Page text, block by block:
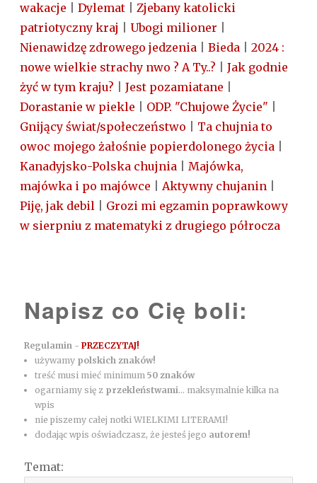
wakacje
Dylemat
Zjebany katolicki
patriotyczny kraj
Ubogi milioner
Nienawidzę zdrowego jedzenia
Bieda
2024 :
nowe wielkie strachy nwo ? A Ty..?
Jak godnie
żyć w tym kraju?
Jest pozamiatane
Dorastanie w piekle
ODP. "Chujowe Życie"
Gnijący świat/społeczeństwo
Ta chujnia to
owoc mojego żałośnie popierdolonego życia
Kanadyjsko-Polska chujnia
Majówka,
majówka i po majówce
Aktywny chujanin
Piję, jak debil
Grozi mi egzamin poprawkowy
w sierpniu z matematyki z drugiego półrocza
Napisz co Cię boli:
Regulamin -PRZECZYTAJ!
używamy polskich znaków!
treść musi mieć minimum50 znaków
ogarniamy się z przekleństwami... maksymalnie kilka na
wpis
nie piszemy całej notki WIELKIMI LITERAMI!
dodając wpis oświadczasz, że jesteś jego autorem!
Temat: